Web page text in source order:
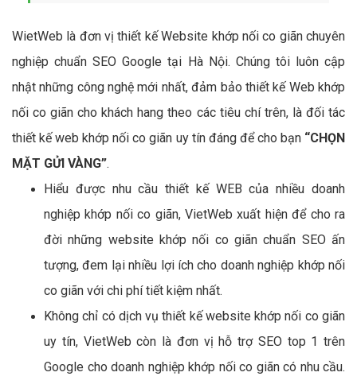
WietWeb là đơn vị thiết kế Website khớp nối co giãn chuyên
nghiệp chuẩn SEO Google tại Hà Nội. Chúng tôi luôn cập
nhật những công nghệ mới nhất, đảm bảo thiết kế Web khớp
nối co giãn cho khách hang theo các tiêu chí trên, là đối tác
thiết kế web khớp nối co giãn uy tín đáng để cho bạn “CHỌN
MẶT GỬI VÀNG”.
Hiểu được nhu cầu thiết kế WEB của nhiều doanh
nghiệp khớp nối co giãn, VietWeb xuất hiện để cho ra
đời những website khớp nối co giãn chuẩn SEO ấn
tượng, đem lại nhiều lợi ích cho doanh nghiệp khớp nối
co giãn với chi phí tiết kiệm nhất.
Không chỉ có dịch vụ thiết kế website khớp nối co giãn
uy tín, VietWeb còn là đơn vị hỗ trợ SEO top 1 trên
Google cho doanh nghiệp khớp nối co giãn có nhu cầu.